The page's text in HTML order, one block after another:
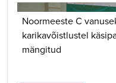
Noormeeste C
karikavõistlustel
mängitud